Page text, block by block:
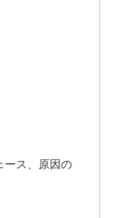
ース、原因の